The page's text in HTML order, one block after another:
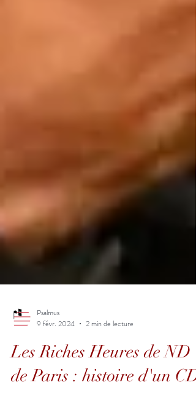
Psalmus
9 févr. 2024
2 min de lecture
Les Riches Heures de ND